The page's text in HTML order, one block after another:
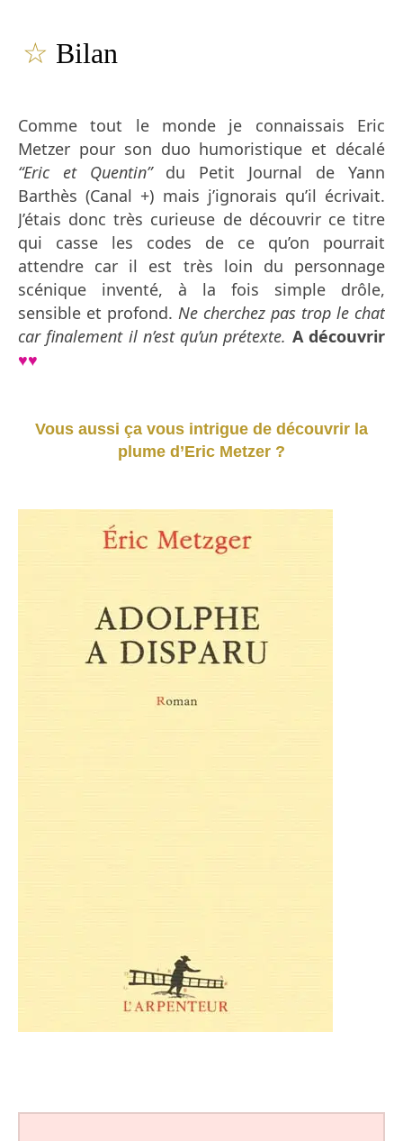
☆ Bilan
Comme tout le monde je connaissais Eric
Metzer pour son duo humoristique et décalé
“Eric et Quentin”du Petit Journal de Yann
Barthès (Canal +) mais j’ignorais qu’il écrivait.
J’étais donc très curieuse de découvrir ce titre
qui casse les codes de ce qu’on pourrait
attendre car il est très loin du personnage
scénique inventé, à la fois simple drôle,
sensible et profond. Ne cherchez pas trop le chat
car finalement il n’est qu’un prétexte. A découvrir
♥♥
Vous aussi ça vous intrigue de découvrir la
plume d’Eric Metzer ?